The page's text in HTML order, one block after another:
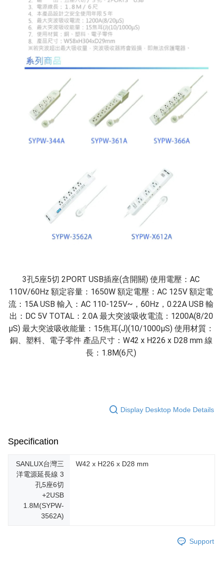
3孔5座5切 2PORT USB插座(含開關) 使用電壓：AC
110V/60Hz 額定容量：1650W 額定電壓：AC 125V 額定電
流：15A USB 輸入：AC 110-125V~，60Hz，0.22A USB 輸
出：DC 5V TOTAL：2.0A 最大突波吸收電流：1200A(8/20
μS) 最大突波吸收能量：15焦耳(J)(10/1000μS) 使用材質：
銅、塑料、電子零件 產品尺寸：W42 x H226 x D28 mm 線
長：1.8M(6尺)
Display Desktop Mode Details
Specification
SANLUX台灣三
洋電源延長線 3
孔5座6切
+2USB
1.8M(SYPW-
3562A)
W42 x H226 x D28 mm
Support